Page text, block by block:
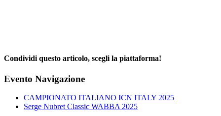
Condividi questo articolo, scegli la piattaforma!
Facebook
X
Reddit
LinkedIn
WhatsApp
Telegram
Tumblr
Pinterest
Email
Evento Navigazione
CAMPIONATO ITALIANO ICN ITALY 2025
Serge Nubret Classic WABBA 2025